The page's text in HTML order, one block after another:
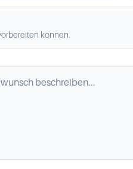
können.